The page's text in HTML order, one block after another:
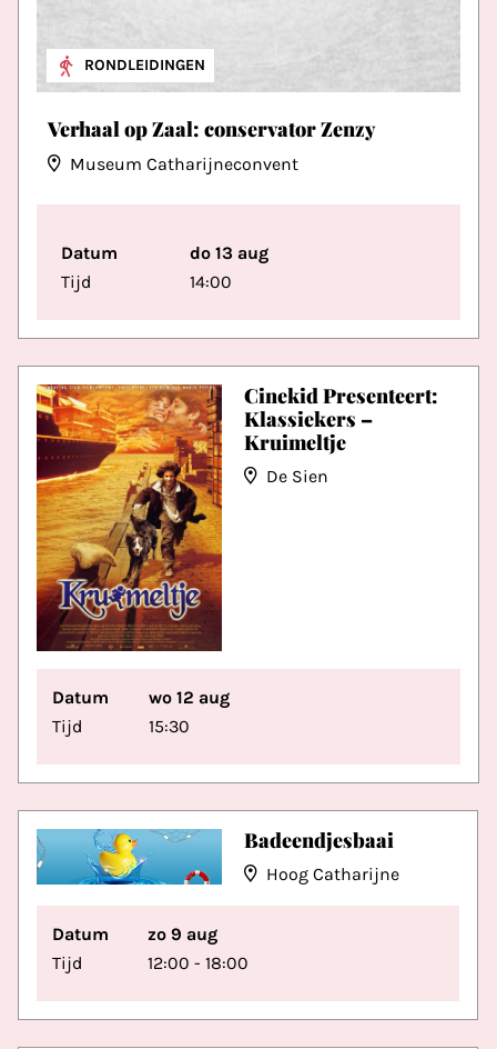
Cinekid Presenteert:
Klassiekers –
Kruimeltje
De Sien
Datum
wo 12 aug
Tijd
15:30
Badeendjesbaai
Hoog Catharijne
Datum
zo 9 aug
Tijd
12:00 - 18:00
RONDLEIDINGEN
Verhaal op Zaal: conservator Zenzy
Museum Catharijneconvent
Datum
do 13 aug
Tijd
14:00